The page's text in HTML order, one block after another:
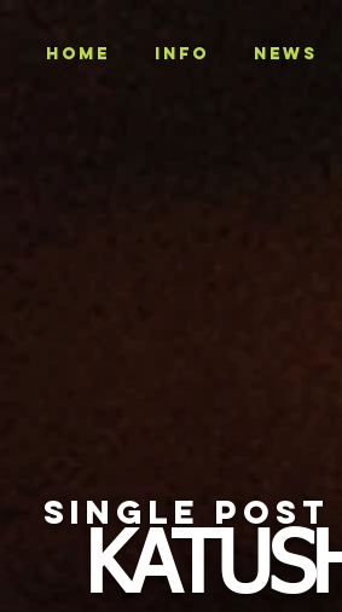
Home INFO NEWS
SINGLE POST